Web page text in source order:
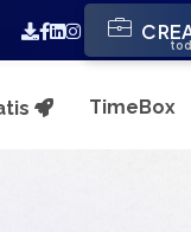
TimeBox